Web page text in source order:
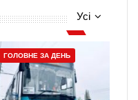
Усі
ГОЛОВНЕ ЗА ДЕНЬ